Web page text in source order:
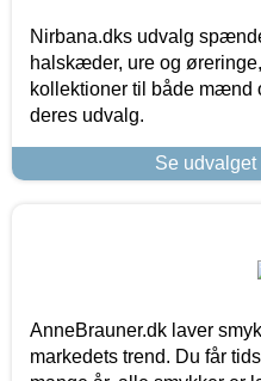
Nirbana.dks udvalg
halskæder, ure og
kollektioner til både mænd
deres udvalg.
Se
AnneBrauner.dk laver
markedets trend. Du får